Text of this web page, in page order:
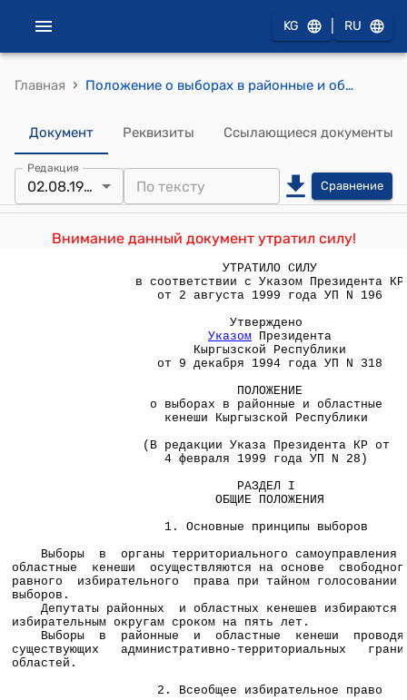
KG RU
Главная › Положение о выборах в районные и областные кенеши Кыргызской Республики (Утверждено Указом Президента Кыргызской Республики от 9 декабря 1994 года УП N 318)
Документ Реквизиты Ссылающиеся документы
Редакция
02.08.1999 Сравнение
Внимание данный документ утратил силу!